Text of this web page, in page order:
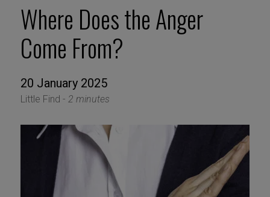
Where Does the Anger
Come From?
20 January 2025
Little Find - 2 minutes